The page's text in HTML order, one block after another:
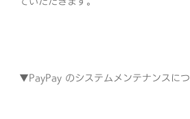
▼PayPay のシステムメンテナンスに